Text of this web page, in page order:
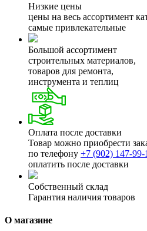
Низкие цены
цены на весь ассортимент
самые привлекательные
Большой ассортимент
строительных материалов,
товаров для ремонта,
инструмента и теплиц
Оплата после доставки
Товар можно приобрести
по телефону +7 (902) 147-99-
оплатить после доставки
Собственный склад
Гарантия наличия товаров
О магазине